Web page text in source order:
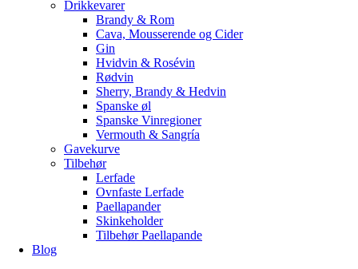
Drikkevarer
Brandy & Rom
Cava, Mousserende og Cider
Gin
Hvidvin & Rosévin
Rødvin
Sherry, Brandy & Hedvin
Spanske øl
Spanske Vinregioner
Vermouth & Sangría
Gavekurve
Tilbehør
Lerfade
Ovnfaste Lerfade
Paellapander
Skinkeholder
Tilbehør Paellapande
Blog